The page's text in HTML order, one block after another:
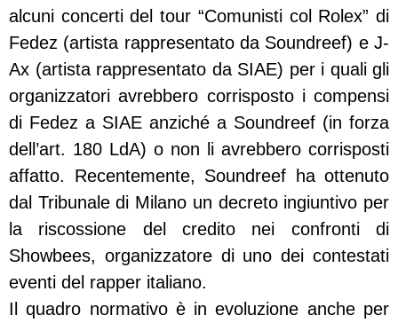
alcuni concerti del tour “Comunisti col Rolex” di
Fedez (artista rappresentato da Soundreef) e J-
Ax (artista rappresentato da SIAE) per i quali gli
organizzatori avrebbero corrisposto i compensi
di Fedez a SIAE anziché a Soundreef (in forza
dell’art. 180 LdA) o non li avrebbero corrisposti
affatto. Recentemente, Soundreef ha ottenuto
dal Tribunale di Milano un decreto ingiuntivo per
la riscossione del credito nei confronti di
Showbees, organizzatore di uno dei contestati
eventi del rapper italiano.
Il quadro normativo è in evoluzione anche per